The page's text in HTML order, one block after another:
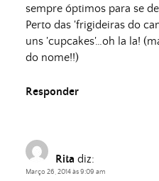
sempre óptimos para se
Perto das 'frigideiras do
uns 'cupcakes'…oh la la!
do nome!!)
Responder
Rita diz:
Março 26, 2014 às 9:09 am